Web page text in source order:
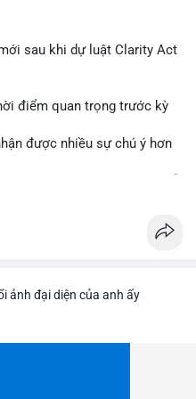
sau khi dự luật Clarity Act
điểm quan trọng trước kỳ
được nhiều sự chú ý hơn
ảnh đại diện của anh ấy